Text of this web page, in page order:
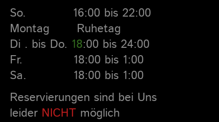
So. 16:00 bis 22:00
Montag Ruhetag
Di . bis Do. 18:00 bis 24:00
Fr. 18:00 bis 1:0 0
Sa. 18:00 bis 1:00
Reservierungen sind bei Uns
leider NICHT möglich